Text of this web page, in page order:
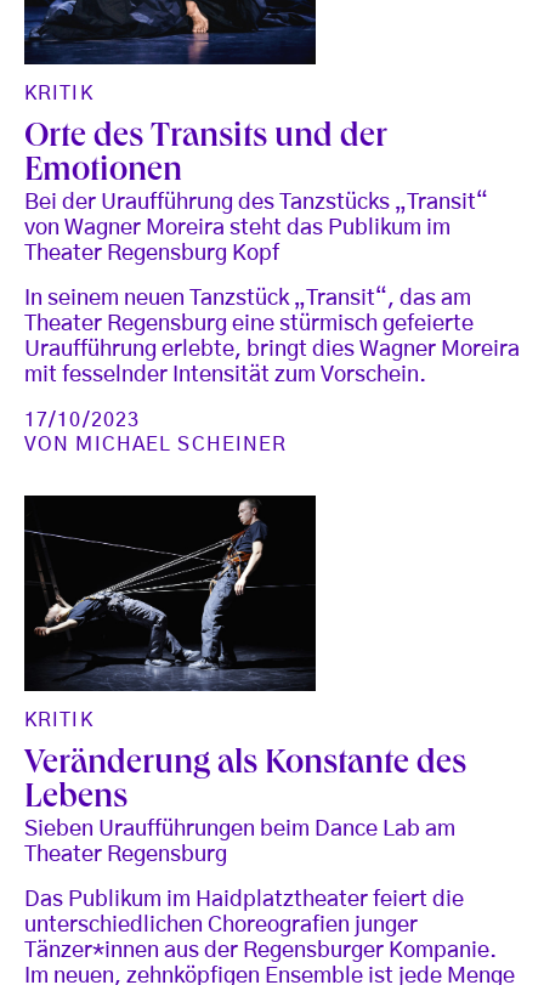
KRITIK
Orte des Transits und der
Emotionen
Bei der Uraufführung des Tanzstücks „Transit“
von Wagner Moreira steht das Publikum im
Theater Regensburg Kopf
In seinem neuen Tanzstück „Transit“, das am
Theater Regensburg eine stürmisch gefeierte
Uraufführung erlebte, bringt dies Wagner Moreira
mit fesselnder Intensität zum Vorschein.
17/10/2023
VON MICHAEL SCHEINER
KRITIK
Veränderung als Konstante des
Lebens
Sieben Uraufführungen beim Dance Lab am
Theater Regensburg
Das Publikum im Haidplatztheater feiert die
unterschiedlichen Choreografien junger
Tänzer*innen aus der Regensburger Kompanie.
Im neuen, zehnköpfigen Ensemble ist jede Menge